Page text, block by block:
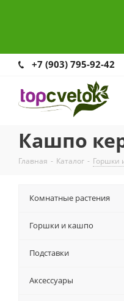
+7 (903) 795-92-42
Кашпо
Главная - Каталог - Горшки
Комнатные растения
Горшки и кашпо
Подставки
Аксессуары